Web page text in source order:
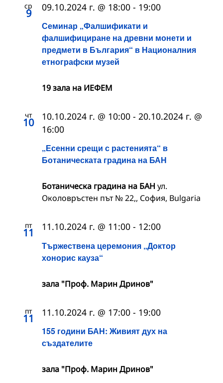
ср
9
Семинар „Фалшификати и
фалшифициране на древни монети и
предмети в България“ в Националния
етнографски музей
09.10.2024 г. @ 18:00 - 19:00
19 зала на ИЕФЕМ
чт
10
„Есенни срещи с растенията“ в
Ботаническата градина на БАН
10.10.2024 г. @ 10:00 - 20.10.2024 г. @
16:00
Ботаническа градина на БАН ул.
Околовръстен път № 22,, София, Bulgaria
пт
11
Тържествена церемония „Доктор
хонорис кауза“
11.10.2024 г. @ 11:00 - 12:00
зала "Проф. Марин Дринов"
пт
11
155 години БАН: Живият дух на
създателите
11.10.2024 г. @ 17:00 - 19:00
зала "Проф. Марин Дринов"